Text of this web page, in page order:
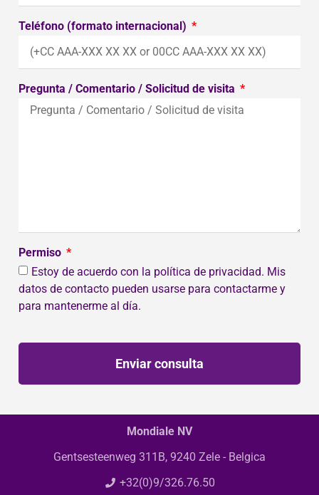
Teléfono (formato internacional)
Pregunta / Comentario / Solicitud de visita
Permiso
Estoy de acuerdo con la política de privacidad. Mis
datos de contacto pueden usarse para contactarme y
para mantenerme al día.
Enviar consulta
Mondiale NV
Gentsesteenweg 311B, 9240 Zele - Belgica
+32(0)9/326.76.50